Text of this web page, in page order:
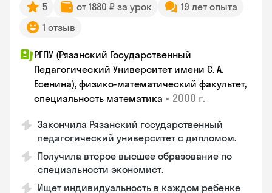
5 от 1880 ₽ за урок
19 лет опыта
1 отзыв
РГПУ (Рязанский Государственный
Педагогический Университет имени С. А.
Есенина), физико-математический факультет,
специальность математика • 2000 г.
Закончилa Рязанский государственный
педагогический университет с дипломом.
Получила второе высшее образование по
специальности экономист.
Ищет индивидуальность в каждом ребенке